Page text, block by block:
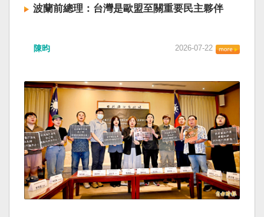
波蘭前總理：台灣是歐盟至關重要民主夥伴
陳昀 2026-07-22